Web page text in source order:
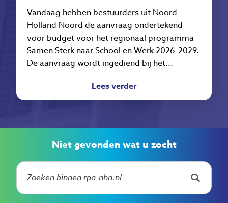
Vandaag hebben bestuurders uit Noord-
Holland Noord de aanvraag ondertekend
voor budget voor het regionaal programma
Samen Sterk naar School en Werk 2026-2029.
De aanvraag wordt ingediend bij het...
Lees verder
Niet gevonden wat u zocht